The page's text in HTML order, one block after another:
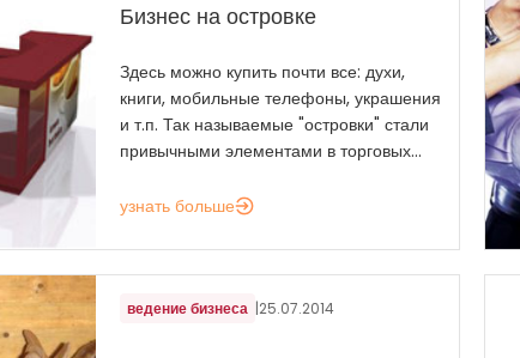
Бизнес на островке
Здесь можно купить почти все: духи,
книги, мобильные телефоны, украшения
и т.п. Так называемые "островки" стали
привычными элементами в торговых...
узнать больше
ведение бизнеса |25.07.2014